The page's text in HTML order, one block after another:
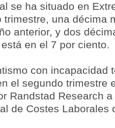
se ha situado en
trimestre, una décima
anterior, y dos
en el 7 por ciento.
con incapacidad
el segundo trimestre
Randstad Research
de Costes Laborales